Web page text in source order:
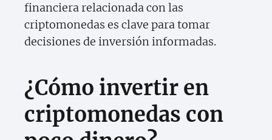
financiera relacionada con las
criptomonedas es clave para tomar
decisiones de inversión informadas.
¿Cómo invertir en
criptomonedas con